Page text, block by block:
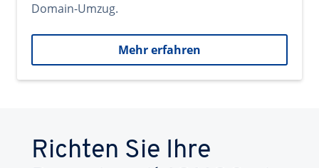
Domain-Umzug.
Mehr erfahren
Richten Sie Ihre